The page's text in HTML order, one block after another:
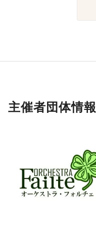
主催者団体情報